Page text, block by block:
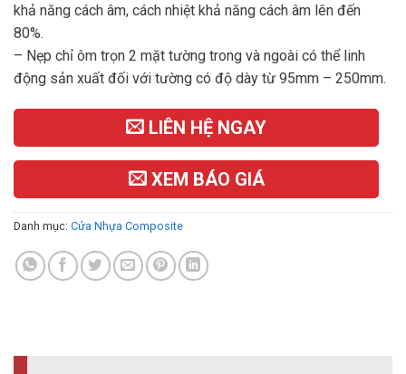
khả năng cách âm, cách nhiệt khả năng cách âm lên đến
80%.
– Nẹp chỉ ôm trọn 2 mặt tường trong và ngoài có thể linh
động sản xuất đối với tường có độ dày từ 95mm – 250mm.
LIÊN HỆ NGAY
XEM BÁO GIÁ
Danh mục: Cửa Nhựa Composite